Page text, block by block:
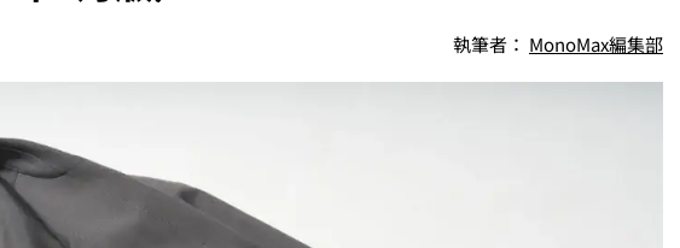
執筆者： MonoMax編集部